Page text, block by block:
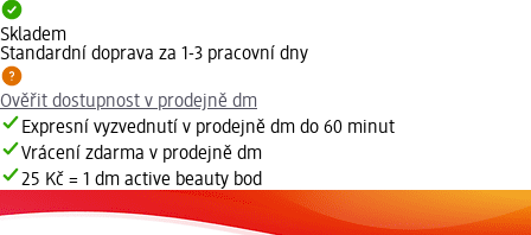
Skladem
Standardní doprava za 1-3 pracovní dny
Ověřit dostupnost v prodejně dm
Expresní vyzvednutí v prodejně dm do 60 minut
Vrácení zdarma v prodejně dm
25 Kč = 1 dm active beauty bod